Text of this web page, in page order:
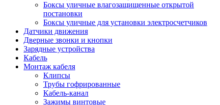
Боксы уличные влагозащищенные открытой
постановки
Боксы уличные для установки электросчетчиков
Датчики движения
Дверные звонки и кнопки
Зарядные устройства
Кабель
Монтаж кабеля
Клипсы
Трубы гофрированные
Кабель-канал
Зажимы винтовые